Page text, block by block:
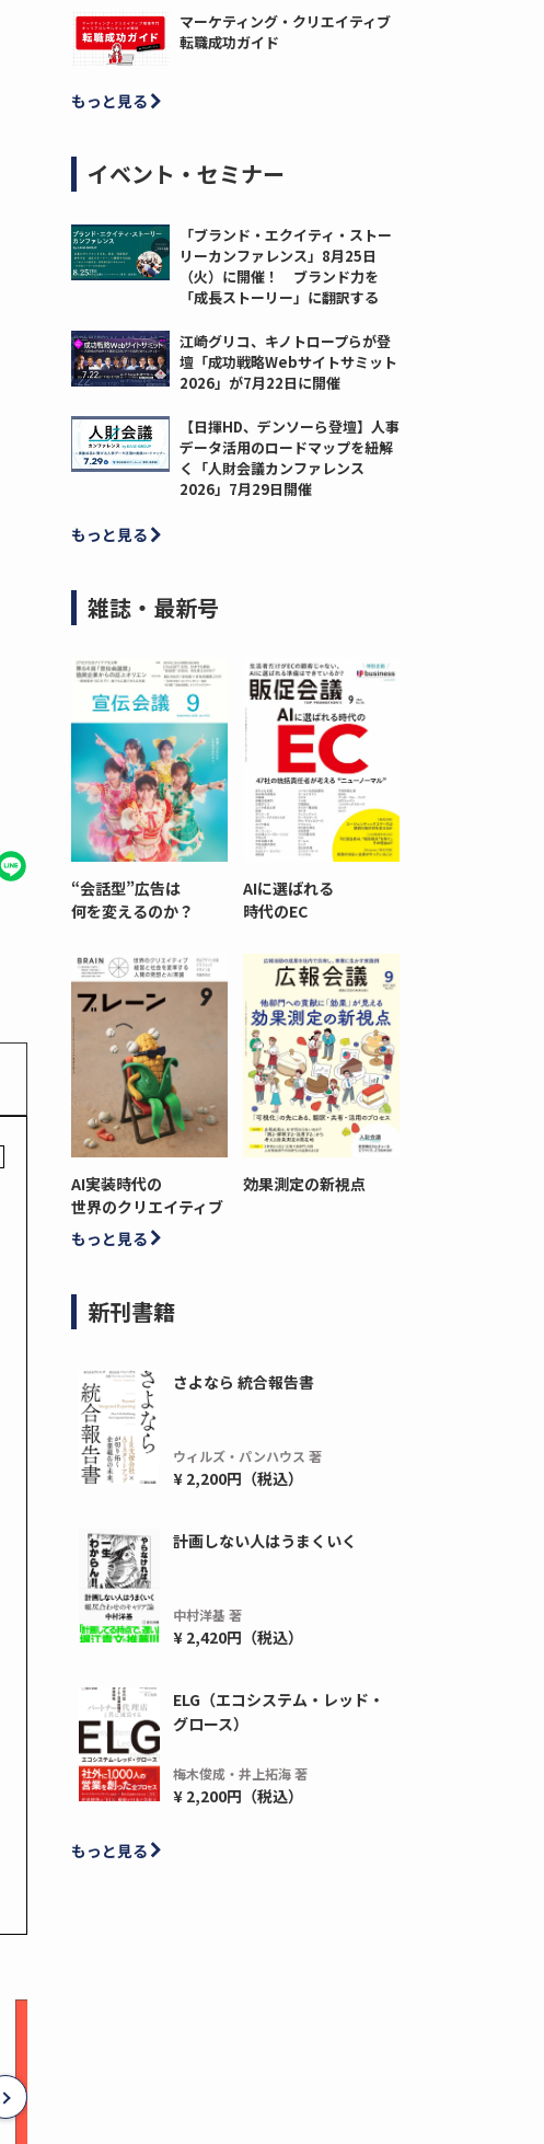
マーケティング・クリエイティブ
転職成功ガイド
もっと見る
イベント・セミナー
「ブランド・エクイティ・ストー
リーカンファレンス」8月25日
（火）に開催！ ブランド力を
「成長ストーリー」に翻訳する
江崎グリコ、キノトロープらが登
壇「成功戦略Webサイトサミット
2026」が7月22日に開催
【日揮HD、デンソーら登壇】人事
データ活用のロードマップを紐解
く「人財会議カンファレンス
2026」7月29日開催
もっと見る
雑誌・最新号
“会話型”広告は
何を変えるのか？
AIに選ばれる
時代のEC
AI実装時代の
世界のクリエイティブ
効果測定の新視点
もっと見る
新刊書籍
さよなら 統合報告書
ウィルズ・パンハウス 著
¥ 2,200円（税込）
計画しない人はうまくいく
中村洋基 著
¥ 2,420円（税込）
ELG（エコシステム・レッド・
グロース）
梅木俊成・井上拓海 著
¥ 2,200円（税込）
もっと見る